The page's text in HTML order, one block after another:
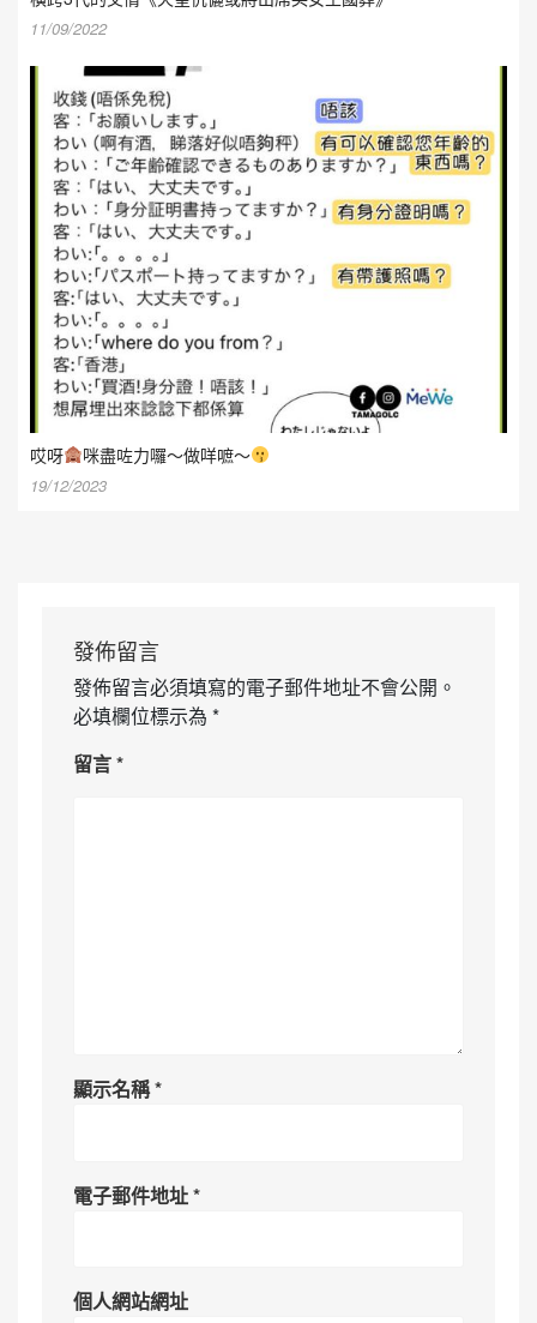
11/09/2022
哎呀 咪盡咗力囉～做咩嗻～
19/12/2023
發佈留言
發佈留言必須填寫的電子郵件地址不會公開。
必填欄位標示為 *
留言*
顯示名稱*
電子郵件地址*
個人網站網址